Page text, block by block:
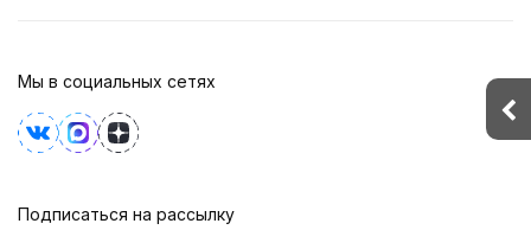
Мы в социальных сетях
Подписаться на рассылку